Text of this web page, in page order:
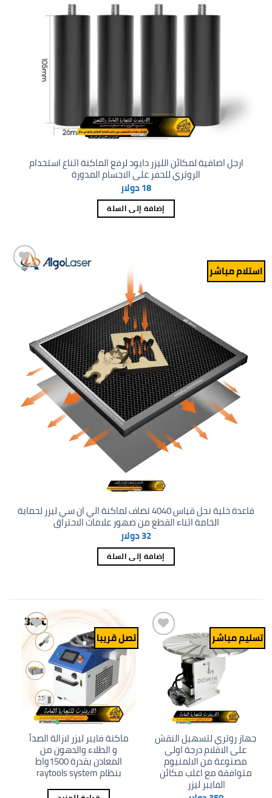
ارجل اضافية لمكائن الليزر دايود لرفع الماكنة اثناع استخدام
الروتري للحفر على الاجسام المدورة
18دولار
إضافة إلى السلة
استلام مباشر
قاعدة خلية نحل قياس 4040 تضاف لماكنة الي ان سي ليزر لحماية
الخامة اثناء القطع من ضهور علامات الاحتراق
32دولار
إضافة إلى السلة
تسليم مباشر
Add to
جهاز روتري لتسهيل النقش
على الاقلام درجة اولى
مصنوعة من الالمنيوم
متوافقة مع اغلب مكائن
الفايبر ليزر
تصل قريبا
Add to
wishlist
ماكنة فايبر ليزر لازالة الصدأ
و الطلاء والدهون من
المعادن بقدرة 1500واط
بنظام raytools system